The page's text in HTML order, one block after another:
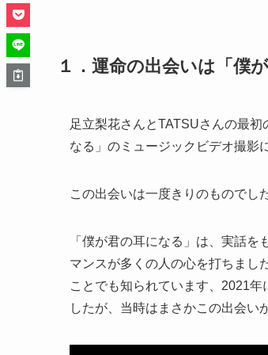
１．運命の出会いは「僕
足立梨花さんとTATSUさんの最
なる」のミュージックビデオ撮影
この出会いは一度きりのものでし
「僕が君の耳になる」は、実話
マンスが多くの人の心を打ちまし
ことでも知られています、2021
したが、当時はまさかこの出会い